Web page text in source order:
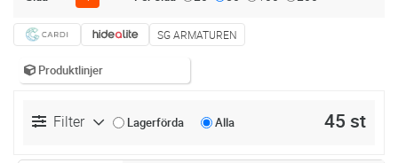
SG ARMATUREN
Produktlinjer
Filter Lagerförda Alla 45 st